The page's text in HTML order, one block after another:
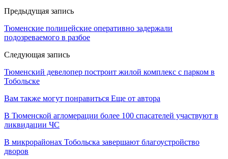
Предыдущая запись
Тюменские полицейские оперативно задержали
подозреваемого в разбое
Следующая запись
Тюменский девелопер построит жилой комплекс с парком в
Тобольске
Вам также могут понравиться Еще от автора
В Тюменской агломерации более 100 спасателей участвуют в
ликвидации ЧС
В микрорайонах Тобольска завершают благоустройство
дворов